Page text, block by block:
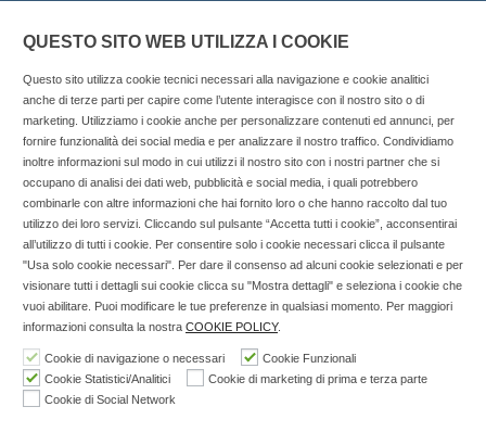
Copyright © 2025 SOCIALFARMA - La piattaforma web per i
professionisti della farmacia. Tutti i diritti riservati.
Socialfarma.it è un marchio di Sanità S.r.l. Largo San
Francesco, 19 - 73041 Carmiano (LE) - Tel: 0832.093720 Cell:
3276346536 Cell: 3297281965 - P.iva: 04571460759 - Rea: LE-
302152 Iscritta al n° 1 del Registro della Stampa del Tribunale
di Lecce il 15/01/2015.
Nell'anno 2018 sono stati erogati €3.147,62 da Invitalia a saldo
QUESTO SITO WEB UTILIZZA I COOKIE
Questo sito utilizza cookie tecnici necessari alla navigazione e cookie analitici
anche di terze parti per capire come l’utente interagisce con il nostro sito o di
marketing. Utilizziamo i cookie anche per personalizzare contenuti ed annunci, per
fornire funzionalità dei social media e per analizzare il nostro traffico. Condividiamo
inoltre informazioni sul modo in cui utilizzi il nostro sito con i nostri partner che si
occupano di analisi dei dati web, pubblicità e social media, i quali potrebbero
combinarle con altre informazioni che hai fornito loro o che hanno raccolto dal tuo
utilizzo dei loro servizi. Cliccando sul pulsante “Accetta tutti i cookie”, acconsentirai
all’utilizzo di tutti i cookie. Per consentire solo i cookie necessari clicca il pulsante
"Usa solo cookie necessari". Per dare il consenso ad alcuni cookie selezionati e per
visionare tutti i dettagli sui cookie clicca su "Mostra dettagli" e seleziona i cookie che
vuoi abilitare. Puoi modificare le tue preferenze in qualsiasi momento. Per maggiori
informazioni consulta la nostra COOKIE POLICY.
Cookie di navigazione o necessari
Cookie Funzionali
Cookie Statistici/Analitici
Cookie di marketing di prima e terza parte
Cookie di Social Network